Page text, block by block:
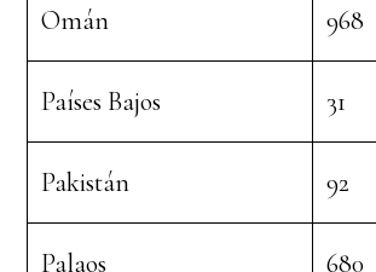
Omán 968
Países Bajos 31
Pakistán 92
Palaos 680